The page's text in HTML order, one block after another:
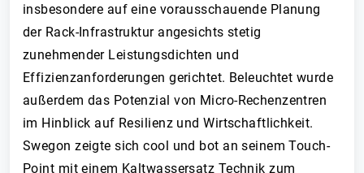
insbesondere auf eine vorausschauende Planung
der Rack-Infrastruktur angesichts stetig
zunehmender Leistungsdichten und
Effizienzanforderungen gerichtet. Beleuchtet wurde
außerdem das Potenzial von Micro-Rechenzentren
im Hinblick auf Resilienz und Wirtschaftlichkeit.
Swegon zeigte sich cool und bot an seinem Touch-
Point mit einem Kaltwassersatz Technik zum